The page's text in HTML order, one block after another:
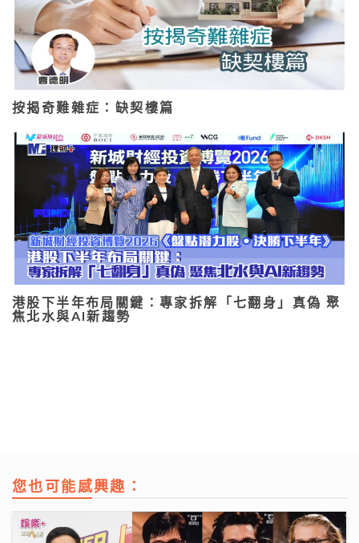
按揭奇難雜症：缺契樓篇
港股下半年布局關鍵：專家拆解「七翻身」真偽 聚
焦北水與AI新趨勢
您也可能感興趣：